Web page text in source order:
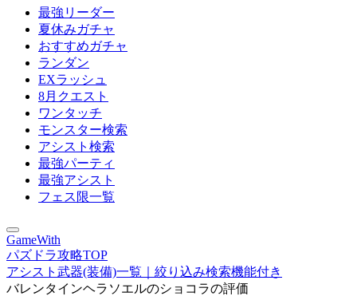
最強リーダー
夏休みガチャ
おすすめガチャ
ランダン
EXラッシュ
8月クエスト
ワンタッチ
モンスター検索
アシスト検索
最強パーティ
最強アシスト
フェス限一覧
GameWith
パズドラ攻略TOP
アシスト武器(装備)一覧｜絞り込み検索機能付き
バレンタインヘラソエルのショコラの評価